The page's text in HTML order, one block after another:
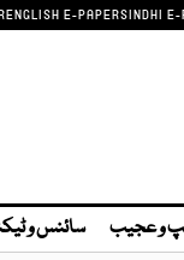
ENGLISH E-PAPERSINDHI E-
و عجیب سائنس و